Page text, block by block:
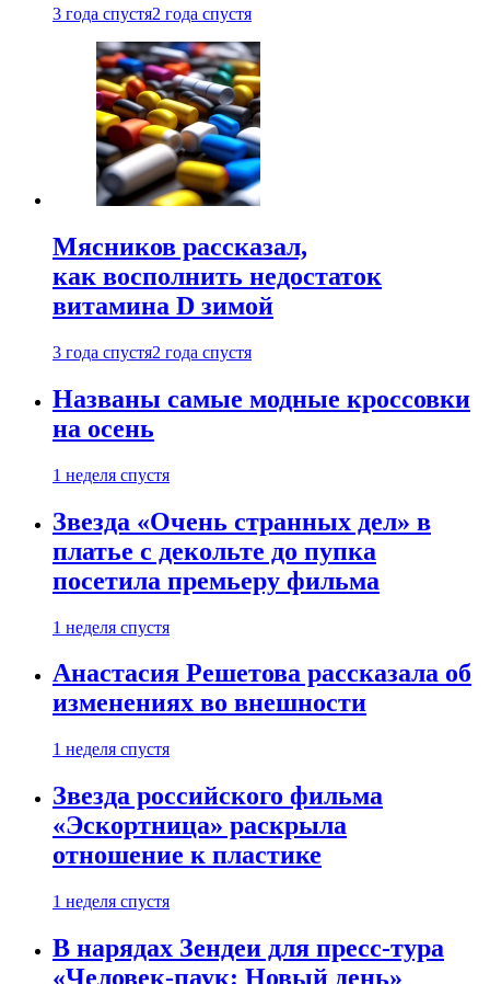
3 года спустя2 года спустя
Мясников рассказал,
как восполнить недостаток
витамина D зимой
3 года спустя2 года спустя
Названы самые модные кроссовки
на осень
1 неделя спустя
Звезда «Очень странных дел» в
платье с декольте до пупка
посетила премьеру фильма
1 неделя спустя
Анастасия Решетова рассказала об
изменениях во внешности
1 неделя спустя
Звезда российского фильма
«Эскортница» раскрыла
отношение к пластике
1 неделя спустя
В нарядах Зендеи для пресс-тура
«Человек-паук: Новый день»